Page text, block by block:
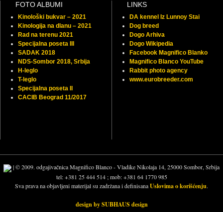
FOTO ALBUMI
Kinološki bukvar – 2021
Kinologija na dlanu – 2021
Rad na terenu 2021
Specijalna poseta III
SADAK 2018
NDS-Sombor 2018, Srbija
H-leglo
T-leglo
Specijalna poseta II
CACIB Beograd 11/2017
LINKS
DA kennel Iz Lunnoy Stai
Dog breed
Dogo Arhiva
Dogo Wikipedia
Facebook Magnifico Blanko
Magnifico Blanco YouTube
Rabbit photo agency
www.eurobreeder.com
| © 2009. odgajivačnica Magnifico Blanco - Vladike Nikolaja 14, 25000 Sombor, Srbija
tel: +381 25 444 514 ; mob: +381 64 1770 985
Sva prava na objavljeni materijal su zadržana i definisanaUslovima o korišćenju.
design by SUBHAUS design